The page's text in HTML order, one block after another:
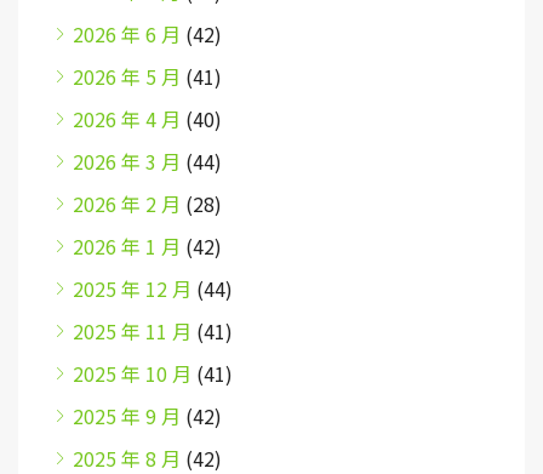
2026 年 6 月 (42)
2026 年 5 月 (41)
2026 年 4 月 (40)
2026 年 3 月 (44)
2026 年 2 月 (28)
2026 年 1 月 (42)
2025 年 12 月 (44)
2025 年 11 月 (41)
2025 年 10 月 (41)
2025 年 9 月 (42)
2025 年 8 月 (42)